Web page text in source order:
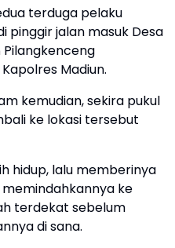
terduga pelaku
pinggir jalan masuk Desa
Madiun.
kemudian, sekira pukul
ke lokasi tersebut
hidup, lalu memberinya
ke
terdekat sebelum
di sana.